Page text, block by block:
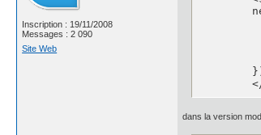
Inscription : 19/11/2008
Messages : 2 090
Site Web
dans la version